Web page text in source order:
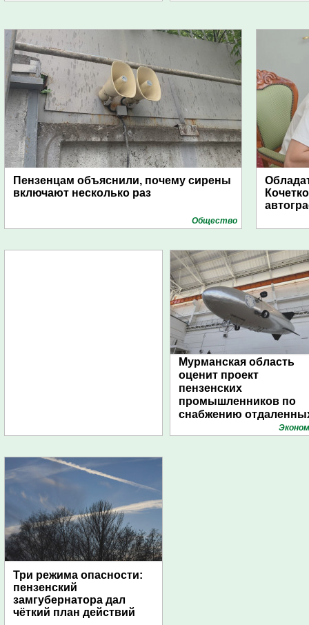
Пензенцам объяснили, почему сирены
включают несколько раз
Общество
Мурманская область
оценит проект
пензенских
промышленников по
снабжению
поселений с помощью
Три режима опасности:
пензенский
замгубернатора дал
чёткий план действий